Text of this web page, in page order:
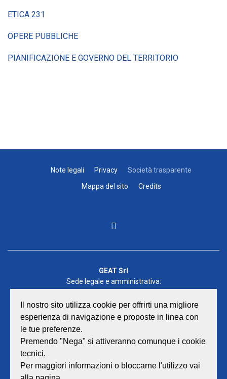
ETICA 231
OPERE PUBBLICHE
PIANIFICAZIONE E GOVERNO DEL TERRITORIO
Note legali Privacy
Società trasparente
Mappa del sito
Credits
GEAT Srl
Sede legale e amministrativa:
P.iva/Reg. Imp. Rimini n. 02418910408
Capitale sociale euro 12.233.943,00 I.V.
Centralino
© GEAT Srl| All Rights Reserved.
Il nostro sito utilizza cookie per offrirti una migliore
esperienza di navigazione e proposte in linea con
le tue preferenze.
Premendo "Nega" si attiveranno comunque i cookie
tecnici.
Per maggiori informazioni o bloccarne l'utilizzo vai